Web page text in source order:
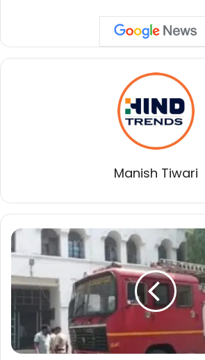
Manish Tiwari
कोरबा:
कलेक्टोरेट
परिसर
में
आग,
फर्नीचर
और
अहम